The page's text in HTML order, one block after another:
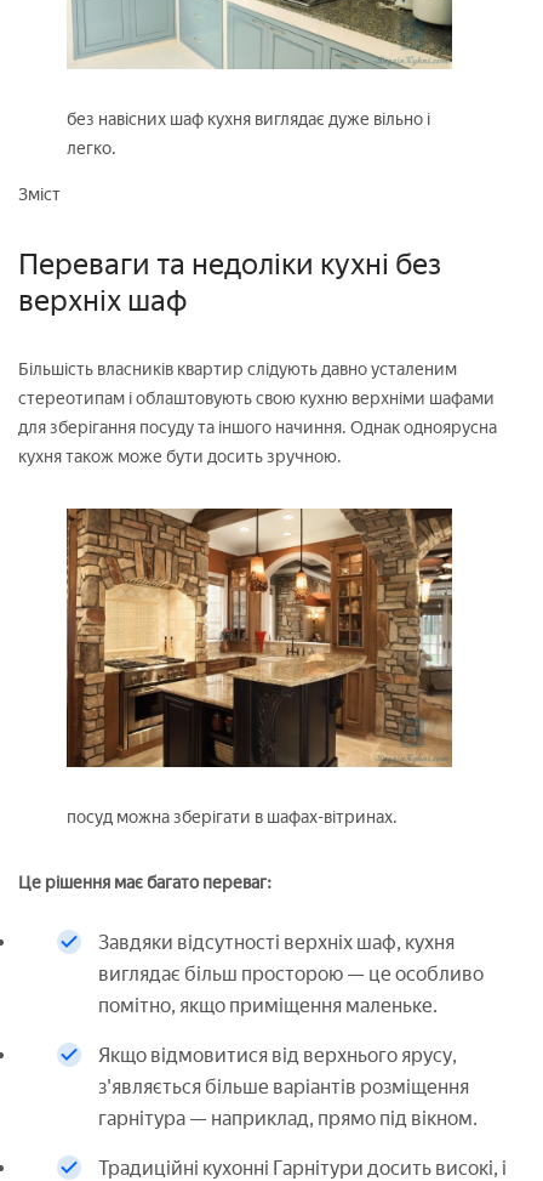
без навісних шаф кухня виглядає дуже вільно і
легко.
Зміст
Переваги та недоліки кухні без
верхніх шаф
Більшість власників квартир слідують давно усталеним
стереотипам і облаштовують свою кухню верхніми шафами
для зберігання посуду та іншого начиння. Однак одноярусна
кухня також може бути досить зручною.
посуд можна зберігати в шафах-вітринах.
Це рішення має багато переваг:
Завдяки відсутності верхніх шаф, кухня
виглядає більш просторою — це особливо
помітно, якщо приміщення маленьке.
Якщо відмовитися від верхнього ярусу,
з'являється більше варіантів розміщення
гарнітура — наприклад, прямо під вікном.
Традиційні кухонні Гарнітури досить високі, і